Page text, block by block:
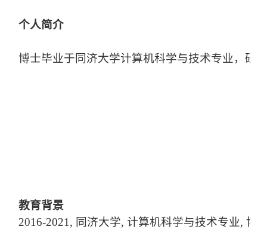
个人简介
博士毕业于同济大学计算机科学与技术专业，研
教育背景
2016-2021, 同济大学, 计算机科学与技术专业, 博